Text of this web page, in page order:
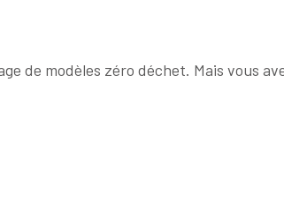
de modèles zéro déchet. Mais vous